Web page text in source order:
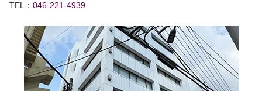
TEL： 046-221-4939